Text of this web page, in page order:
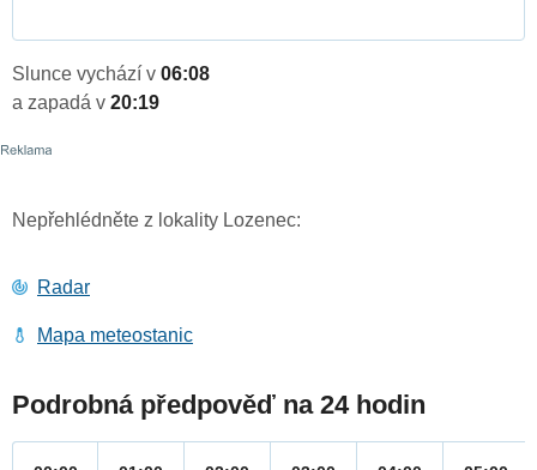
Slunce vychází v 06:08
a zapadá v 20:19
Nepřehlédněte z lokality Lozenec:
Radar
Mapa meteostanic
Podrobná předpověď na 24 hodin